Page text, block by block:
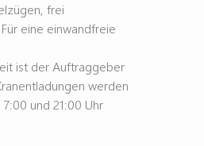
frei
eine einwandfreie
ist der Auftraggeber
werden
und 21:00 Uhr